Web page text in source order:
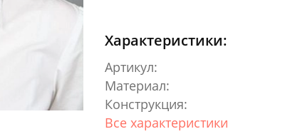
Характеристики:
Артикул:
Материал:
Конструкция:
Все характеристики